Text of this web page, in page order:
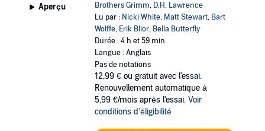
Aperçu
Brothers Grimm, D.H. Lawrence
Lu par : Nicki White, Matt Stewart, Bart
Wolffe, Erik Blior, Bella Butterfly
Durée : 4 h et 59 min
Langue : Anglais
Pas de notations
12,99 € ou gratuit avec l'essai.
Renouvellement automatique à
5,99 €/mois après l'essai. Voir
conditions d'éligibilité